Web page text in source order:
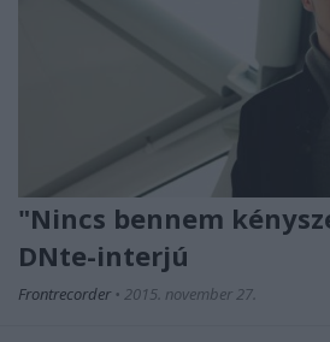
"Nincs bennem
DNte-interjú
Frontrecorder • 2015. november 27.